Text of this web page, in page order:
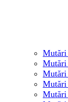
Mutări
Mutări
Mutări